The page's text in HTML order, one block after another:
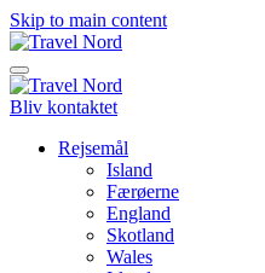
Skip to main content
Bliv kontaktet
Rejsemål
Island
Færøerne
England
Skotland
Wales